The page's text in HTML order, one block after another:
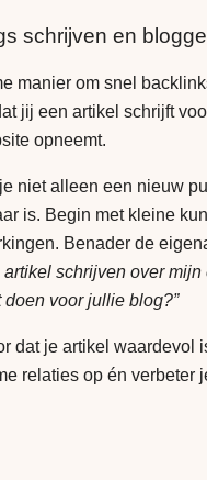
schrijven en
manier om snel
jij een artikel schrijft
opneemt.
niet alleen een nieuw
is. Begin met kleine
Benader de
artikel schrijven over
doen voor jullie blog?”
dat je artikel waardevol
relaties op én verbeter